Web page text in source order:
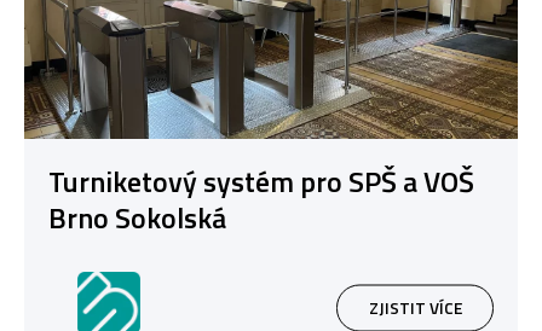
Turniketový systém pro SPŠ a VOŠ
Brno Sokolská
ZJISTIT VÍCE